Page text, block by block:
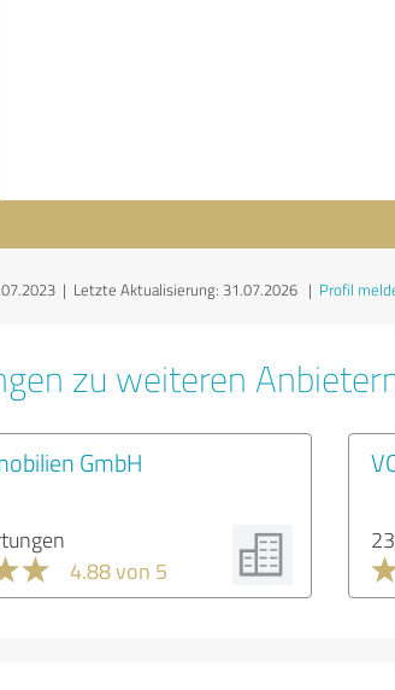
| Letzte Aktualisierung: 31.07.2026 | Profil
zu weiteren
GmbH
4.88 von 5